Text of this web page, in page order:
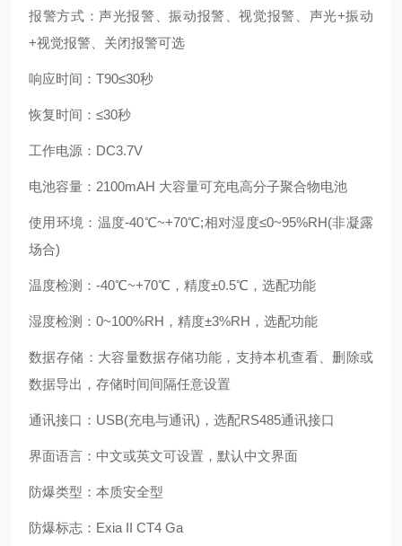
报警方式：声光报警、振动报警、视觉报警、声光+振动
+视觉报警、关闭报警可选
响应时间：T90≤30秒
恢复时间：≤30秒
工作电源：DC3.7V
电池容量：2100mAH 大容量可充电高分子聚合物电池
使用环境：温度-40℃~+70℃;相对湿度≤0~95%RH(非凝露
场合)
温度检测：-40℃~+70℃，精度±0.5℃，选配功能
湿度检测：0~100%RH，精度±3%RH，选配功能
数据存储：大容量数据存储功能，支持本机查看、删除或
数据导出，存储时间间隔任意设置
通讯接口：USB(充电与通讯)，选配RS485通讯接口
界面语言：中文或英文可设置，默认中文界面
防爆类型：本质安全型
防爆标志：Exia II CT4 Ga